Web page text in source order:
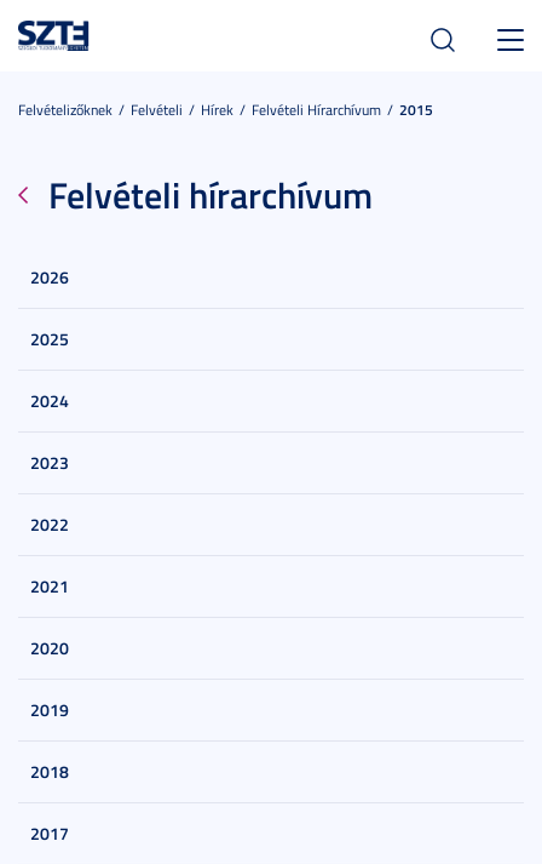
Felvételizőknek Felvételi Hírek Felvételi Hírarchívum 2015
Felvételi hírarchívum
2026
2025
2024
2023
2022
2021
2020
2019
2018
2017